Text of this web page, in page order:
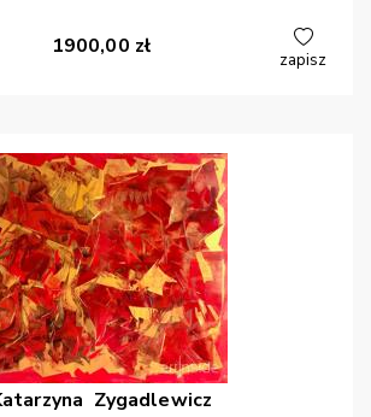
1900,00 zł
zapisz
Zygadlewicz